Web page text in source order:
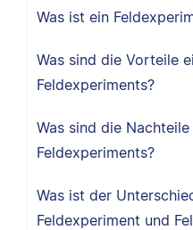
Was ist ein
Was sind die Vorteile
Feldexperiments?
Was sind die Nachteile
Feldexperiments?
Was ist der
Feldexperiment und